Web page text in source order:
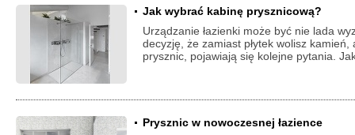
Jak wybrać kabinę prysznicową?
Urządzanie łazienki może być nie lada
decyzję, że zamiast płytek wolisz
prysznic, pojawiają się kolejne pytania.
Prysznic w nowoczesnej łazience